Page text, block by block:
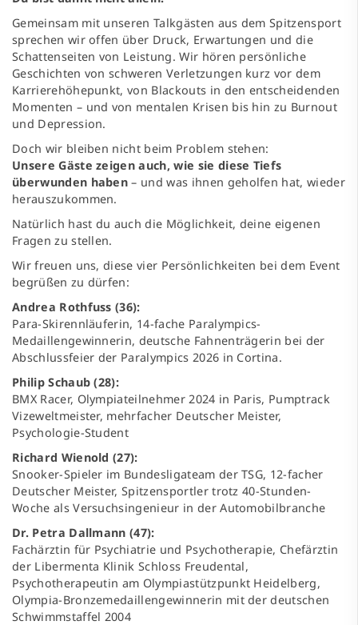
Gemeinsam mit unseren Talkgästen aus dem Spitzensport
sprechen wir offen über Druck, Erwartungen und die
Schattenseiten von Leistung. Wir hören persönliche
Geschichten von schweren Verletzungen kurz vor dem
Karrierehöhepunkt, von Blackouts in den entscheidenden
Momenten – und von mentalen Krisen bis hin zu Burnout
und Depression.
Doch wir bleiben nicht beim Problem stehen:
Unsere Gäste zeigen auch, wie sie diese Tiefs
überwunden haben – und was ihnen geholfen hat, wieder
herauszukommen.
Natürlich hast du auch die Möglichkeit, deine eigenen
Fragen zu stellen.
Wir freuen uns, diese vier Persönlichkeiten bei dem Event
begrüßen zu dürfen:
Andrea Rothfuss (36):
Para-Skirennläuferin, 14-fache Paralympics-
Medaillengewinnerin, deutsche Fahnenträgerin bei der
Abschlussfeier der Paralympics 2026 in Cortina.
Philip Schaub (28):
BMX Racer, Olympiateilnehmer 2024 in Paris, Pumptrack
Vizeweltmeister, mehrfacher Deutscher Meister,
Psychologie-Student
Richard Wienold (27):
Snooker-Spieler im Bundesligateam der TSG, 12-facher
Deutscher Meister, Spitzensportler trotz 40-Stunden-
Woche als Versuchsingenieur in der Automobilbranche
Dr. Petra Dallmann (47):
Fachärztin für Psychiatrie und Psychotherapie, Chefärztin
der Libermenta Klinik Schloss Freudental,
Psychotherapeutin am Olympiastützpunkt Heidelberg,
Olympia-Bronzemedaillengewinnerin mit der deutschen
Schwimmstaffel 2004